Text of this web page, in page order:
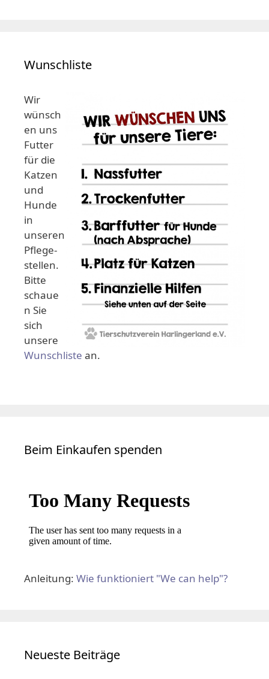
Wunschliste
Wir
wünsch
en uns
Futter
für die
Katzen
und
Hunde
in
unseren
Pflege-
stellen.
Bitte
schaue
n Sie
sich
unsere
Wunschliste an.
Beim Einkaufen spenden
Anleitung: Wie funktioniert "We can help"?
Neueste Beiträge